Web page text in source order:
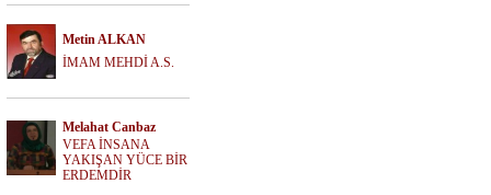
Metin ALKAN
İMAM MEHDİ A.S.
Melahat Canbaz
VEFA İNSANA
YAKIŞAN YÜCE BİR
ERDEMDİR